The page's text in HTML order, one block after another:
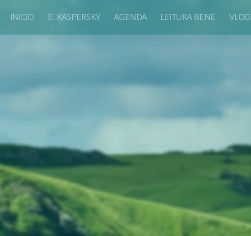
INICIO E. KASPERSKY AGENDA LEITURA BENE VLOG